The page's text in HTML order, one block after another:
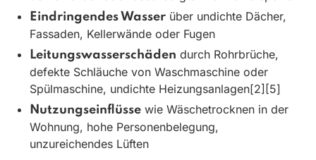
Eindringendes Wasser über undichte Dächer,
Fassaden, Kellerwände oder Fugen
Leitungswasserschäden durch Rohrbrüche,
defekte Schläuche von Waschmaschine oder
Spülmaschine, undichte Heizungsanlagen[2][5]
Nutzungseinflüsse wie Wäschetrocknen in der
Wohnung, hohe Personenbelegung,
unzureichendes Lüften